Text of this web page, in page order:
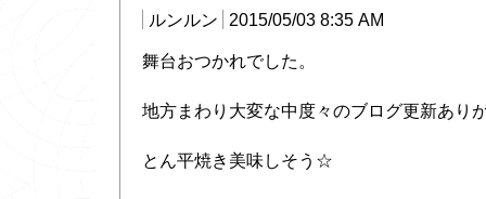
ルンルン
2015/05/03 8:35 AM
舞台おつかれでした。
地方まわり大変な中度々のブログ更新あり
とん平焼き美味しそう☆